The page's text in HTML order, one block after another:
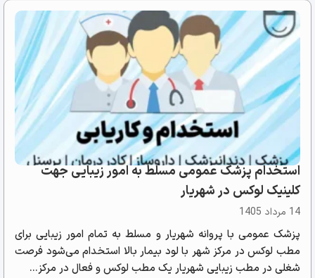
استخدام پزشک عمومی مسلط به امور زیبایی جهت
کلینیک لوکس در شهریار
14 مرداد 1405
پزشک عمومی با پروانه شهریار و مسلط به تمام امور زیبایی برای
مطب لوکس در مرکز شهر با لود بیمار بالا استخدام می‌شود فرصت
شغلی در مطب زیبایی شهریار یک مطب لوکس و فعال در مرکز...